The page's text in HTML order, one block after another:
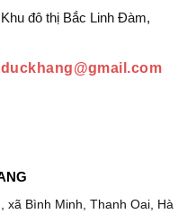
đô thị Bắc Linh Đàm,
xã Bình Minh, Thanh Oai, Hà